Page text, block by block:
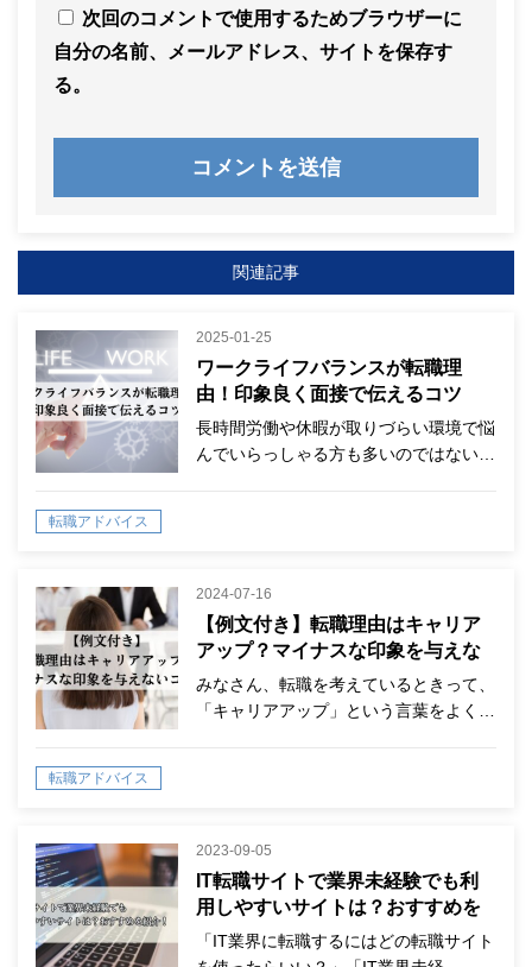
次回のコメントで使用するためブラウザーに
自分の名前、メールアドレス、サイトを保存す
る。
関連記事
2025-01-25
ワークライフバランスが転職理
由！印象良く面接で伝えるコツ
長時間労働や休暇が取りづらい環境で悩
んでいらっしゃる方も多いのではない…
転職アドバイス
2024-07-16
【例文付き】転職理由はキャリア
アップ？マイナスな印象を与えな
いコツ！
みなさん、転職を考えているときって、
「キャリアアップ」という言葉をよく…
転職アドバイス
2023-09-05
IT転職サイトで業界未経験でも利
用しやすいサイトは？おすすめを
紹介！
「IT業界に転職するにはどの転職サイト